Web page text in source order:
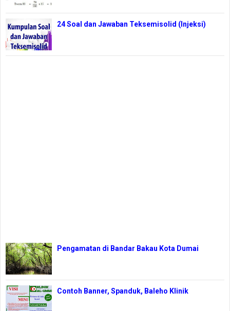
24 Soal dan Jawaban Teksemisolid (Injeksi)
Pengamatan di Bandar Bakau Kota Dumai
Contoh Banner, Spanduk, Baleho Klinik